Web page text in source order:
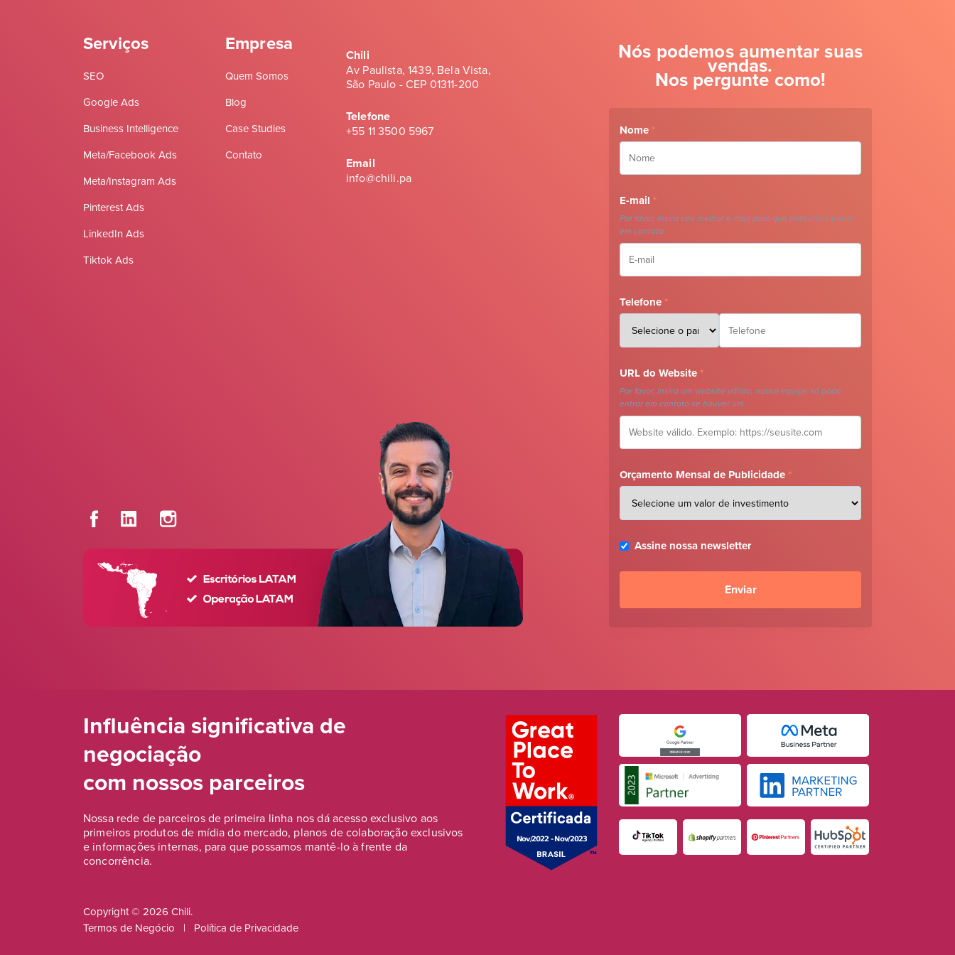
Serviços
SEO
Google Ads
Business Intelligence
Meta/Facebook Ads
Meta/Instagram Ads
Pinterest Ads
LinkedIn Ads
Tiktok Ads
Empresa
Quem Somos
Blog
Case Studies
Contato
Chili
Av Paulista, 1439, Bela Vista,
São Paulo - CEP 01311-200
Telefone
+55 11 3500 5967
Email
info@chili.pa
Nós podemos aumentar suas
vendas.
Nos pergunte como!
Nome *
E-mail *
Por favor, insira seu melhor e-mail para que possamos entrar
em contato.
Telefone *
URL do Website *
Por favor, insira um website válido, nossa equipe só pode
entrar em contato se houver um.
Orçamento Mensal de Publicidade *
Assine nossa newsletter
Influência significativa de
negociação
com nossos parceiros
Nossa rede de parceiros de primeira linha nos dá acesso exclusivo aos
primeiros produtos de mídia do mercado, planos de colaboração exclusivos
e informações internas, para que possamos mantê-lo à frente da
concorrência.
Copyright © 2026 Chili.
Termos de Negócio
| Política de Privacidade